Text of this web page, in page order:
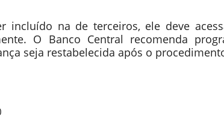
na de terceiros, ele deve
O Banco Central recomenda
seja restabelecida após o